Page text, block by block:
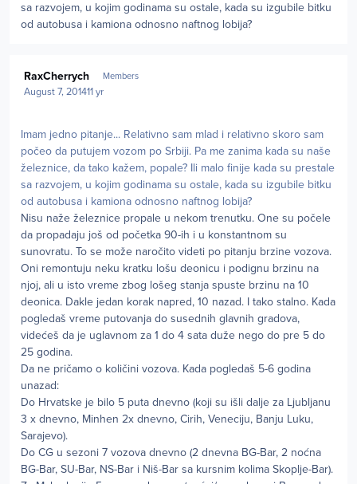
sa razvojem, u kojim godinama su ostale, kada su izgubile bitku
od autobusa i kamiona odnosno naftnog lobija?
RaxCherrych Members
August 7, 201411 yr
Imam jedno pitanje... Relativno sam mlad i relativno skoro sam
počeo da putujem vozom po Srbiji. Pa me zanima kada su naše
železnice, da tako kažem, popale? Ili malo finije kada su prestale
sa razvojem, u kojim godinama su ostale, kada su izgubile bitku
od autobusa i kamiona odnosno naftnog lobija?
Nisu naže železnice propale u nekom trenutku. One su počele
da propadaju još od početka 90-ih i u konstantnom su
sunovratu. To se može naročito videti po pitanju brzine vozova.
Oni remontuju neku kratku lošu deonicu i podignu brzinu na
njoj, ali u isto vreme zbog lošeg stanja spuste brzinu na 10
deonica. Dakle jedan korak napred, 10 nazad. I tako stalno. Kada
pogledaš vreme putovanja do susednih glavnih gradova,
videćeš da je uglavnom za 1 do 4 sata duže nego do pre 5 do
25 godina.
Da ne pričamo o količini vozova. Kada pogledaš 5-6 godina
unazad:
Do Hrvatske je bilo 5 puta dnevno (koji su išli dalje za Ljubljanu
3 x dnevno, Minhen 2x dnevno, Cirih, Veneciju, Banju Luku,
Sarajevo).
Do CG u sezoni 7 vozova dnevno (2 dnevna BG-Bar, 2 noćna
BG-Bar, SU-Bar, NS-Bar i Niš-Bar sa kursnim kolima Skoplje-Bar).